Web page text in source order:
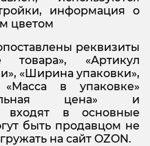
информация о
цветом
реквизиты
товара», «Артикул
«Ширина упаковки»,
в упаковке»
цена» и
входят в основные
быть продавцом не
на сайт OZON.